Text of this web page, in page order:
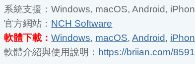
官方網站： NCH Software
軟體下載： Windows, macOS
軟體介紹與使用說明： https://briian.com/85917/